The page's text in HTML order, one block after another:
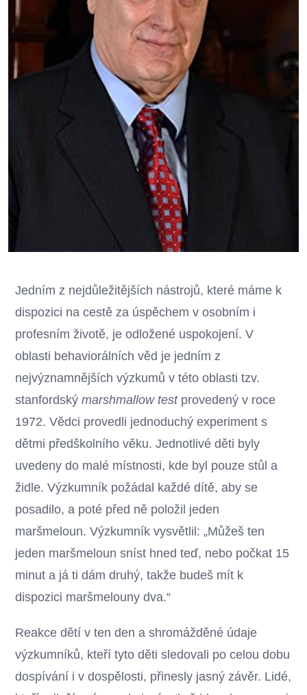
Jedním z nejdůležitějších nástrojů, které máme k
dispozici na cestě za úspěchem v osobním i
profesním životě, je odložené uspokojení. V
oblasti behaviorálních věd je jedním z
nejvýznamnějších výzkumů v této oblasti tzv.
stanfordský marshmallow testprovedený v roce
1972. Vědci provedli jednoduchý experiment s
dětmi předškolního věku. Jednotlivé děti byly
uvedeny do malé místnosti, kde byl pouze stůl a
židle. Výzkumník požádal každé dítě, aby se
posadilo, a poté před ně položil jeden
maršmeloun. Výzkumník vysvětlil: „Můžeš ten
jeden maršmeloun sníst hned teď, nebo počkat 15
minut a já ti dám druhý, takže budeš mít k
dispozici maršmelouny dva.“
Reakce dětí v ten den a shromážděné údaje
výzkumníků, kteří tyto děti sledovali po celou dobu
dospívání i v dospělosti, přinesly jasný závěr. Lidé,